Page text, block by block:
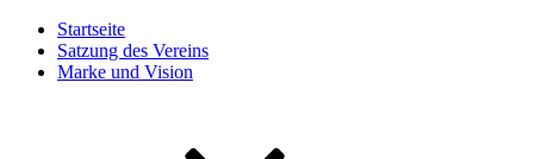
Startseite
Satzung des Vereins
Marke und Vision